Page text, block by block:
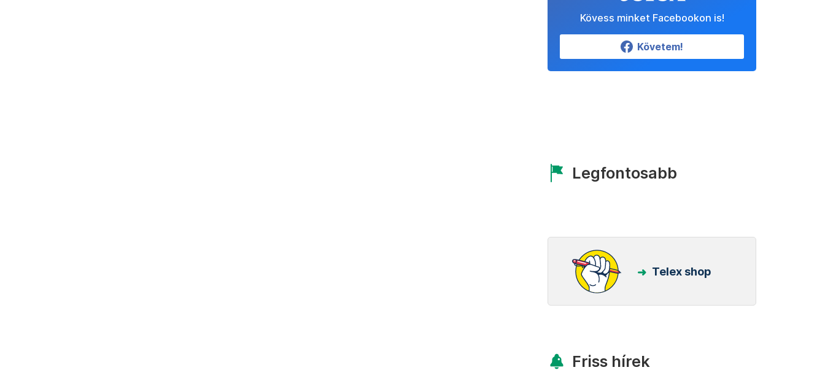
Kövess minket Facebookon is!
Követem!
Legfontosabb
Telex shop
Friss hírek